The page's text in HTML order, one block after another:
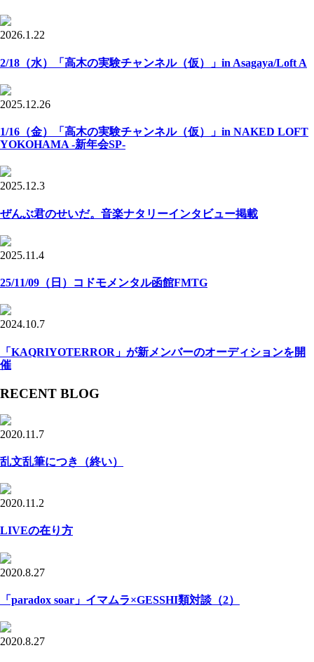
2026.1.22
2/18（水）「高木の実験チャンネル（仮）」in Asagaya/Loft A
2025.12.26
1/16（金）「高木の実験チャンネル（仮）」in NAKED LOFT
YOKOHAMA -新年会SP-
2025.12.3
ぜんぶ君のせいだ。音楽ナタリーインタビュー掲載
2025.11.4
25/11/09（日）コドモメンタル函館FMTG
2024.10.7
「KAQRIYOTERROR」が新メンバーのオーディションを開
催
RECENT BLOG
2020.11.7
乱文乱筆につき（終い）
2020.11.2
LIVEの在り方
2020.8.27
「paradox soar」イマムラ×GESSHI類対談（2）
2020.8.27